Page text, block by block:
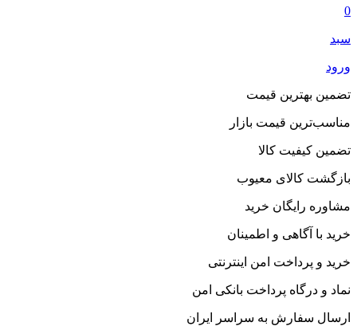
0
سبد
ورود
تضمین بهترین قیمت
مناسب‌ترین قیمت بازار
تضمین کیفیت کالا
بازگشت کالای معیوب
مشاوره رایگان خرید
خرید با آگاهی و اطمینان
خرید و پرداخت امن اینترنتی
نماد و درگاه پرداخت بانکی امن
ارسال سفارش به سراسر ایران